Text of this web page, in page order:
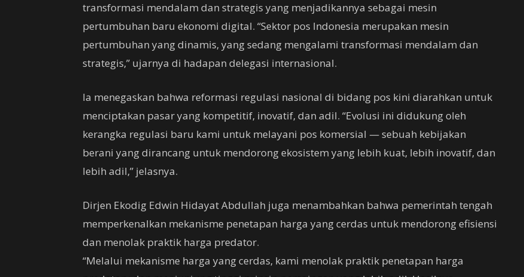
transformasi mendalam dan strategis yang menjadikannya sebagai mesin
pertumbuhan baru ekonomi digital. “Sektor pos Indonesia merupakan mesin
pertumbuhan yang dinamis, yang sedang mengalami transformasi mendalam dan
strategis,” ujarnya di hadapan delegasi internasional.
Ia menegaskan bahwa reformasi regulasi nasional di bidang pos kini diarahkan untuk
menciptakan pasar yang kompetitif, inovatif, dan adil. “Evolusi ini didukung oleh
kerangka regulasi baru kami untuk melayani pos komersial — sebuah kebijakan
berani yang dirancang untuk mendorong ekosistem yang lebih kuat, lebih inovatif, dan
lebih adil,” jelasnya.
Dirjen Ekodig Edwin Hidayat Abdullah juga menambahkan bahwa pemerintah tengah
memperkenalkan mekanisme penetapan harga yang cerdas untuk mendorong efisiensi
dan menolak praktik harga predator.
“Melalui mekanisme harga yang cerdas, kami menolak praktik penetapan harga